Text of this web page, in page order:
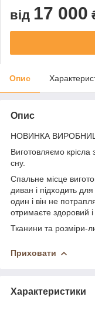
від 17 000
Опис
Опис
НОВИНКА
Виготовляємо
сну.
Спальне місце
диван і підходить
один і він не
отримаєте здоровий і
Тканини та розміри-
Приховати
Характеристики